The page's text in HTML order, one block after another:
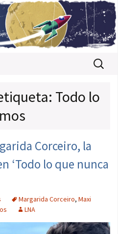
Buscar:
Todo lo
Corceiro, la
‘Todo lo que nunca
Margarida Corceiro, Maxi
LNA